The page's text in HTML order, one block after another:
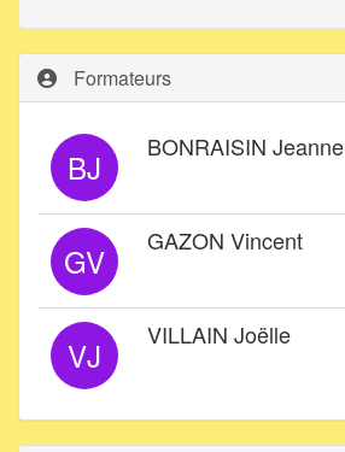
Formateurs
BJ BONRAISIN Jeanne
GV GAZON Vincent
VJ VILLAIN Joëlle